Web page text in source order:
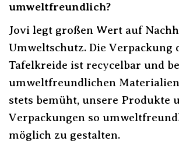
umweltfreundlich?
Jovi legt großen Wert auf
Umweltschutz. Die Verpackung
Tafelkreide ist recycelbar und
umweltfreundlichen
stets bemüht, unsere Produkte
Verpackungen so
möglich zu gestalten.